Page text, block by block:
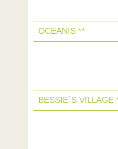
OCEANIS **
BESSIE´S VILLAGE